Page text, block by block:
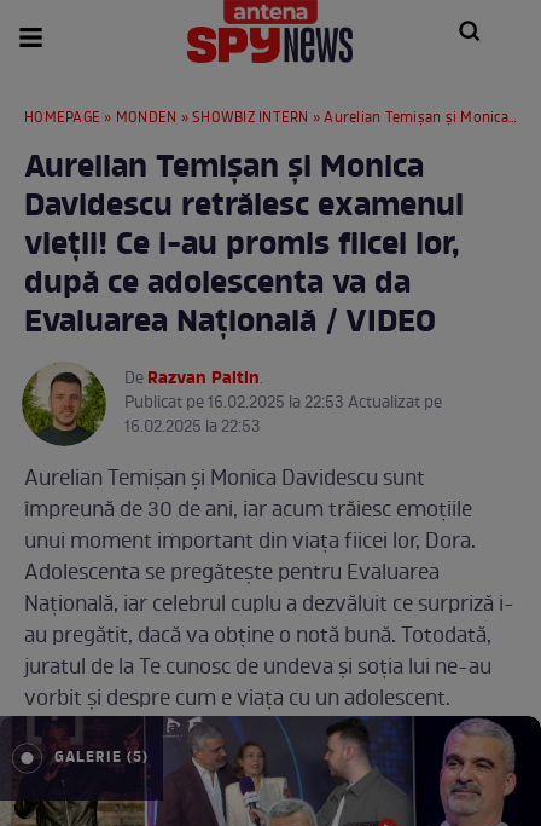
HOMEPAGE » MONDEN »SHOWBIZ INTERN » Aurelian Temișan și Monica Davidescu retrăiesc examenul vieții! Ce i-au promis fiicei lor, după ce adolescenta va da Evaluarea Națională / VIDEO
Aurelian Temișan și Monica
Davidescu retrăiesc examenul
vieții! Ce i-au promis fiicei lor,
după ce adolescenta va da
Evaluarea Națională / VIDEO
DeRazvan Paltin.
Publicat pe 16.02.2025 la 22:53 Actualizat pe
16.02.2025 la 22:53
Aurelian Temișan și Monica Davidescu sunt
împreună de 30 de ani, iar acum trăiesc emoțiile
unui moment important din viața fiicei lor, Dora.
Adolescenta se pregătește pentru Evaluarea
Națională, iar celebrul cuplu a dezvăluit ce surpriză i-
au pregătit, dacă va obține o notă bună. Totodată,
juratul de la Te cunosc de undeva și soția lui ne-au
vorbit și despre cum e viața cu un adolescent.
GALERIE (5)